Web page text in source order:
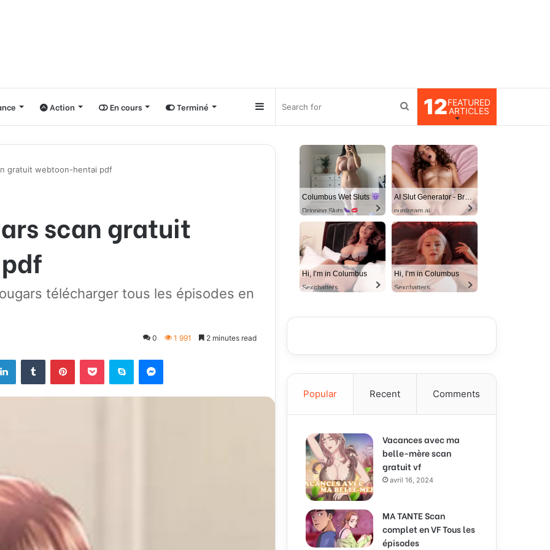
Action En cours Terminé 12FEATURED
ARTICLES
Search
for
Sidebar
gratuit webtoon-hentai pdf
scan gratuit
télécharger tous les épisodes en
0 1 991 2 minutes read
Columbus Wet Sluts
Dripping Sluts
AI Slut Generator - Bring your Fantasies to life
ourdream.ai
Hi, I’m in Columbus
Sexchatters
Hi, I’m in Columbus
Sexchatters
Popular Recent Comments
Vacances avec ma
belle-mère scan
gratuit vf
avril 16, 2024
MA TANTE Scan
complet en VF Tous les
épisodes